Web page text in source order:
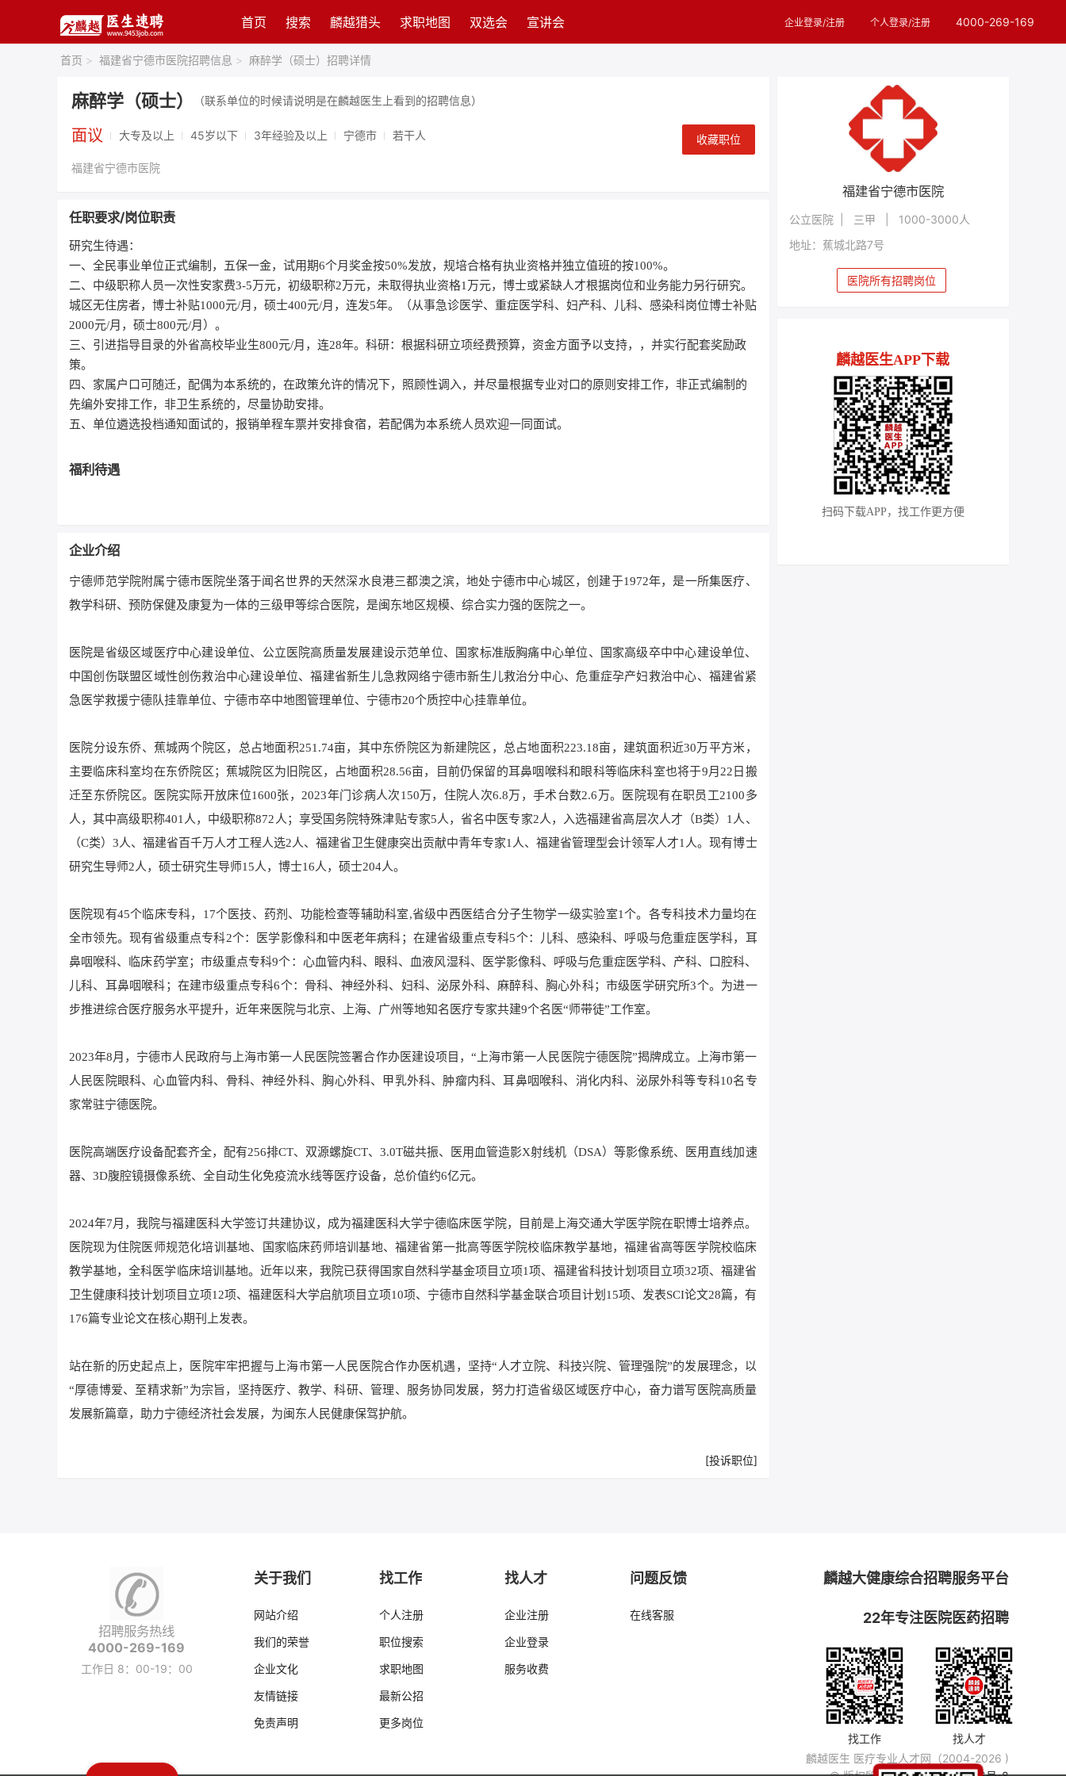
首页 搜索 麟越猎头 求职地图 双选会 宣讲会 企业登录/注册 个人登录/注册 4000-269-169
首页 > 福建省宁德市医院招聘信息 > 麻醉学（硕士）招聘详情
麻醉学（硕士） （联系单位的时候请说明是在麟越医生上看到的招聘信息）
面议 大专及以上 45岁以下 3年经验及以上 宁德市 若干人
福建省宁德市医院
收藏职位
任职要求/岗位职责
研究生待遇：
一、全民事业单位正式编制，五保一金，试用期6个月奖金按50%发放，规培合格有执业资格并独立值班的按100%。
二、中级职称人员一次性安家费3-5万元，初级职称2万元，未取得执业资格1万元，博士或紧缺人才根据岗位和业务能力另行研究。
城区无住房者，博士补贴1000元/月，硕士400元/月，连发5年。（从事急诊医学、重症医学科、妇产科、儿科、感染科岗位博士补贴
2000元/月，硕士800元/月）。
三、引进指导目录的外省高校毕业生800元/月，连28年。科研：根据科研立项经费预算，资金方面予以支持，，并实行配套奖励政
策。
四、家属户口可随迁，配偶为本系统的，在政策允许的情况下，照顾性调入，并尽量根据专业对口的原则安排工作，非正式编制的
先编外安排工作，非卫生系统的，尽量协助安排。
五、单位遴选投档通知面试的，报销单程车票并安排食宿，若配偶为本系统人员欢迎一同面试。
福利待遇
企业介绍
宁德师范学院附属宁德市医院坐落于闻名世界的天然深水良港三都澳之滨，地处宁德市中心城区，创建于1972年，是一所集医疗、
教学科研、预防保健及康复为一体的三级甲等综合医院，是闽东地区规模、综合实力强的医院之一。
医院是省级区域医疗中心建设单位、公立医院高质量发展建设示范单位、国家标准版胸痛中心单位、国家高级卒中中心建设单位、
中国创伤联盟区域性创伤救治中心建设单位、福建省新生儿急救网络宁德市新生儿救治分中心、危重症孕产妇救治中心、福建省紧
急医学救援宁德队挂靠单位、宁德市卒中地图管理单位、宁德市20个质控中心挂靠单位。
医院分设东侨、蕉城两个院区，总占地面积251.74亩，其中东侨院区为新建院区，总占地面积223.18亩，建筑面积近30万平方米，
主要临床科室均在东侨院区；蕉城院区为旧院区，占地面积28.56亩，目前仍保留的耳鼻咽喉科和眼科等临床科室也将于9月22日搬
迁至东侨院区。医院实际开放床位1600张，2023年门诊病人次150万，住院人次6.8万，手术台数2.6万。医院现有在职员工2100多
人，其中高级职称401人，中级职称872人；享受国务院特殊津贴专家5人，省名中医专家2人，入选福建省高层次人才（B类）1人、
（C类）3人、福建省百千万人才工程人选2人、福建省卫生健康突出贡献中青年专家1人、福建省管理型会计领军人才1人。现有博士
研究生导师2人，硕士研究生导师15人，博士16人，硕士204人。
医院现有45个临床专科，17个医技、药剂、功能检查等辅助科室,省级中西医结合分子生物学一级实验室1个。各专科技术力量均在
全市领先。现有省级重点专科2个：医学影像科和中医老年病科；在建省级重点专科5个：儿科、感染科、呼吸与危重症医学科，耳
鼻咽喉科、临床药学室；市级重点专科9个：心血管内科、眼科、血液风湿科、医学影像科、呼吸与危重症医学科、产科、口腔科、
儿科、耳鼻咽喉科；在建市级重点专科6个：骨科、神经外科、妇科、泌尿外科、麻醉科、胸心外科；市级医学研究所3个。为进一
步推进综合医疗服务水平提升，近年来医院与北京、上海、广州等地知名医疗专家共建9个名医“师带徒”工作室。
2023年8月，宁德市人民政府与上海市第一人民医院签署合作办医建设项目，“上海市第一人民医院宁德医院”揭牌成立。上海市第一
人民医院眼科、心血管内科、骨科、神经外科、胸心外科、甲乳外科、肿瘤内科、耳鼻咽喉科、消化内科、泌尿外科等专科10名专
家常驻宁德医院。
医院高端医疗设备配套齐全，配有256排CT、双源螺旋CT、3.0T磁共振、医用血管造影X射线机（DSA）等影像系统、医用直线加速
器、3D腹腔镜摄像系统、全自动生化免疫流水线等医疗设备，总价值约6亿元。
2024年7月，我院与福建医科大学签订共建协议，成为福建医科大学宁德临床医学院，目前是上海交通大学医学院在职博士培养点。
医院现为住院医师规范化培训基地、国家临床药师培训基地、福建省第一批高等医学院校临床教学基地，福建省高等医学院校临床
教学基地，全科医学临床培训基地。近年以来，我院已获得国家自然科学基金项目立项1项、福建省科技计划项目立项32项、福建省
卫生健康科技计划项目立项12项、福建医科大学启航项目立项10项、宁德市自然科学基金联合项目计划15项、发表SCI论文28篇，有
176篇专业论文在核心期刊上发表。
站在新的历史起点上，医院牢牢把握与上海市第一人民医院合作办医机遇，坚持“人才立院、科技兴院、管理强院”的发展理念，以
“厚德博爱、至精求新”为宗旨，坚持医疗、教学、科研、管理、服务协同发展，努力打造省级区域医疗中心，奋力谱写医院高质量
发展新篇章，助力宁德经济社会发展，为闽东人民健康保驾护航。
[投诉职位]
福建省宁德市医院
公立医院 | 三甲 | 1000-3000人
地址：蕉城北路7号
医院所有招聘岗位
麟越医生APP下载
扫码下载APP，找工作更方便
招聘服务热线
4000-269-169
工作日 8：00-19：00
关于我们
网站介绍
我们的荣誉
企业文化
友情链接
免责声明
找工作
个人注册
职位搜索
求职地图
最新公招
更多岗位
找人才
企业注册
企业登录
服务收费
问题反馈
在线客服
麟越大健康综合招聘服务平台
22年专注医院医药招聘
找人才
找工作
麟越医生 医疗专业人才网（2004-2026 )